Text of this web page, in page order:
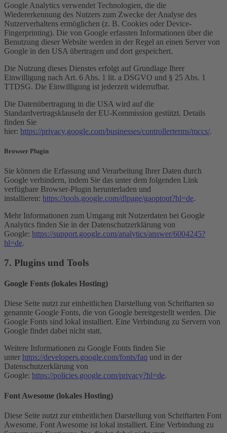
Google Analytics verwendet Technologien, die die
Wiedererkennung des Nutzers zum Zwecke der Analyse des
Nutzerverhaltens ermöglichen (z. B. Cookies oder Device-
Fingerprinting). Die von Google erfassten Informationen über die
Benutzung dieser Website werden in der Regel an einen Server von
Google in den USA übertragen und dort gespeichert.
Die Nutzung dieses Dienstes erfolgt auf Grundlage Ihrer
Einwilligung nach Art. 6 Abs. 1 lit. a DSGVO und § 25 Abs. 1
TTDSG. Die Einwilligung ist jederzeit widerrufbar.
Die Datenübertragung in die USA wird auf die
Standardvertragsklauseln der EU-Kommission gestützt. Details
finden Sie
hier: https://privacy.google.com/businesses/controllerterms/mccs/.
Browser Plugin
Sie können die Erfassung und Verarbeitung Ihrer Daten durch
Google verhindern, indem Sie das unter dem folgenden Link
verfügbare Browser-Plugin herunterladen und
installieren: https://tools.google.com/dlpage/gaoptout?hl=de.
Mehr Informationen zum Umgang mit Nutzerdaten bei Google
Analytics finden Sie in der Datenschutzerklärung von
Google: https://support.google.com/analytics/answer/6004245?
hl=de.
7. Plugins und Tools
Google Fonts (lokales Hosting)
Diese Seite nutzt zur einheitlichen Darstellung von Schriftarten so
genannte Google Fonts, die von Google bereitgestellt werden. Die
Google Fonts sind lokal installiert. Eine Verbindung zu Servern von
Google findet dabei nicht statt.
Weitere Informationen zu Google Fonts finden Sie
unter https://developers.google.com/fonts/faq und in der
Datenschutzerklärung von
Google: https://policies.google.com/privacy?hl=de.
Font Awesome (lokales Hosting)
Diese Seite nutzt zur einheitlichen Darstellung von Schriftarten Font
Awesome. Font Awesome ist lokal installiert. Eine Verbindung zu